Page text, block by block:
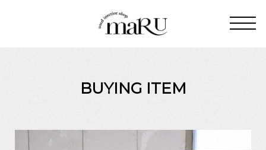
BUYING ITEM